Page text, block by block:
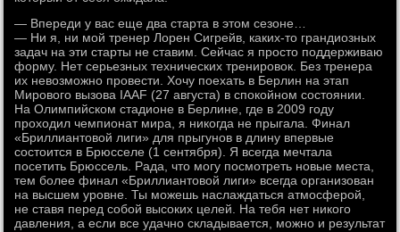
— Впереди у вас еще два старта в этом сезоне…
— Ни я, ни мой тренер Лорен Сигрейв, каких-то грандиозных
задач на эти старты не ставим. Сейчас я просто поддерживаю
форму. Нет серьезных технических тренировок. Без тренера
их невозможно провести. Хочу поехать в Берлин на этап
Мирового вызова IAAF (27 августа) в спокойном состоянии.
На Олимпийском стадионе в Берлине, где в 2009 году
проходил чемпионат мира, я никогда не прыгала. Финал
«Бриллиантовой лиги» для прыгунов в длину впервые
состоится в Брюсселе (1 сентября). Я всегда мечтала
посетить Брюссель. Рада, что могу посмотреть новые места,
тем более финал «Бриллиантовой лиги» всегда организован
на высшем уровне. Ты можешь наслаждаться атмосферой,
не ставя перед собой высоких целей. На тебя нет никого
давления, а если все удачно складывается, можно и результат